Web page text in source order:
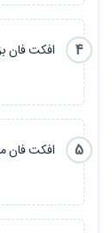
4
افکت فان
5
افکت فان